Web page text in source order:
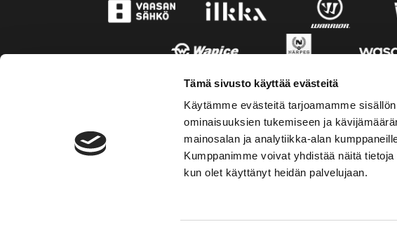
Tämä sivusto käyttää evästeitä
Käytämme evästeitä tarjoamamme
ominaisuuksien tukemiseen ja
mainosalan ja analytiikka-alan
Kumppanimme voivat yhdistää näitä
kun olet käyttänyt heidän palvelujaan.
YHTEYSTIEDOT